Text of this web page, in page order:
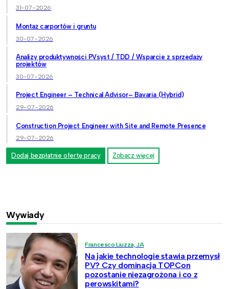
31-07-2026
Montaż carportów i gruntu
30-07-2026
Analizy produktywności PVsyst / TDD / Wsparcie z sprzedaży
projektów
30-07-2026
Project Engineer – Technical Advisor– Bavaria (Hybrid)
29-07-2026
Construction Project Engineer with Site and Remote Presence
29-07-2026
Dodaj bezpłatnie ofertę pracy Zobacz więcej
Wywiady
Francesco Liuzza, JA
Na jakie technologie stawia przemysł
PV? Czy dominacja TOPCon
pozostanie niezagrożona i co z
perowskitami?